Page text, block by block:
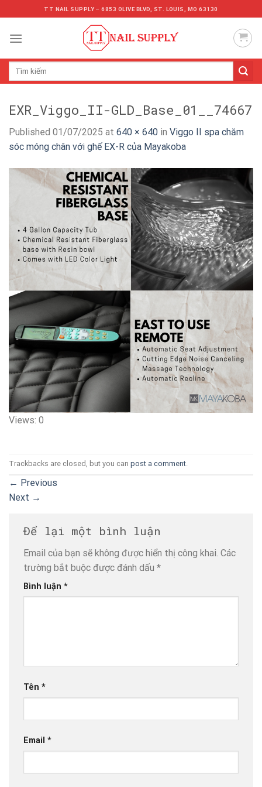
to
content
TT NAIL SUPPLY – 6853 OLIVE BLVD, ST. LOUIS, MO 63130
Tìm
EXR_Viggo_II-GLD_Base_01__74667
Published 01/07/2025 at 640 × 640 in Viggo II spa chăm
sóc móng chân với ghế EX-R của Mayakoba
Views: 0
Trackbacks are closed, but you can post a comment.
← Previous
Next →
Để lại một bình luận
Email của bạn sẽ không được hiển thị công khai. Các
trường bắt buộc được đánh dấu *
Bình luận *
Tên *
Email *